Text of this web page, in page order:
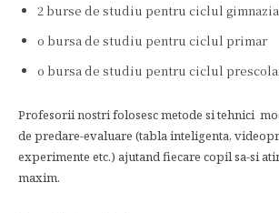
2 burse de studiu pentru ciclul
o bursa de studiu pentru ciclul primar
o bursa de studiu pentru ciclul
Profesorii nostri folosesc metode si tehnici
de predare-evaluare (tabla inteligenta,
experimente etc.) ajutand fiecare copil sa-si
maxim.